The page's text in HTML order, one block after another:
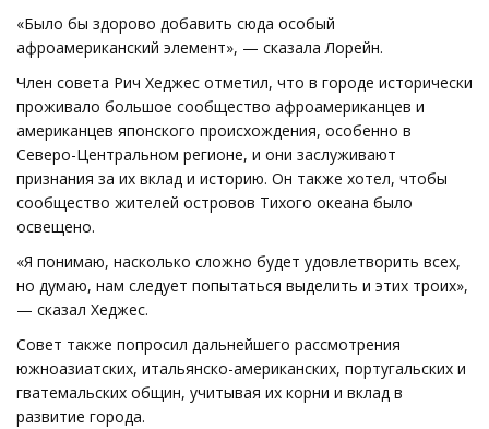
«Было бы здорово добавить сюда особый
афроамериканский элемент», — сказала Лорейн.
Член совета Рич Хеджес отметил, что в городе исторически
проживало большое сообщество афроамериканцев и
американцев японского происхождения, особенно в
Северо-Центральном регионе, и они заслуживают
признания за их вклад и историю. Он также хотел, чтобы
сообщество жителей островов Тихого океана было
освещено.
«Я понимаю, насколько сложно будет удовлетворить всех,
но думаю, нам следует попытаться выделить и этих троих»,
— сказал Хеджес.
Совет также попросил дальнейшего рассмотрения
южноазиатских, итальянско-американских, португальских и
гватемальских общин, учитывая их корни и вклад в
развитие города.